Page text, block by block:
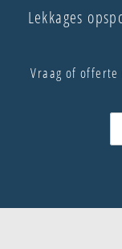
Lekkages
Vraag of offerte